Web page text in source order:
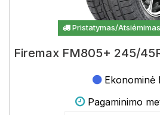
Pristatymas/
Firemax FM805+ 245/
Ekonominė
Pagaminimo